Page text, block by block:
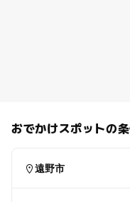
おでかけスポットの
遠野市